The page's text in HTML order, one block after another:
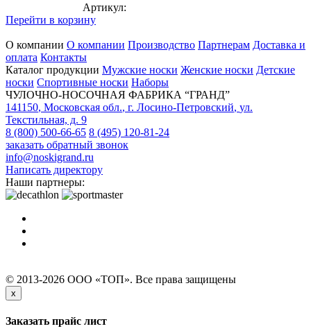
Артикул:
Перейти в корзину
О компании О компании Производство Партнерам Доставка и
оплата Контакты
Каталог продукции Мужские носки Женские носки Детские
носки Спортивные носки Наборы
ЧУЛОЧНО-НОСОЧНАЯ ФАБРИКА “ГРАНД”
141150, Московская обл., г. Лосино-Петровский, ул.
Текстильная, д. 9
8 (800) 500-66-65 8 (495) 120-81-24
заказать обратный звонок
info@noskigrand.ru
Написать директору
Наши партнеры:
© 2013-2026 ООО «ТОП». Все права защищены
x
Заказать прайс лист